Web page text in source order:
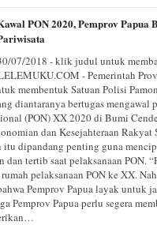
PON 2020, Pemprov Papua
07/2018 - klik judul untuk
- Pemerintah
membentuk Satuan Polisi
diantaranya bertugas mengawal
(PON) XX 2020 di Bumi
dan Kesejahteraan Rakyat
itu dipandang penting guna
dan tertib saat pelaksanaan PON.
pelaksanaan PON ke XX.
Pemprov Papua layak untuk
Pemprov Papua perlu segera